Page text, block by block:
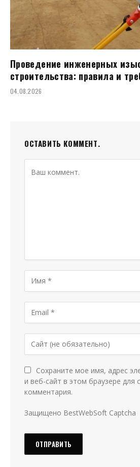
Проведение инженерных
строительства: правила и
04.08.2026
ОСТАВИТЬ КОММЕНТ.
Сохраните мое имя, адрес
и веб-сайт в этом браузере для
комментария.
Защищено BestWebSoft Captcha